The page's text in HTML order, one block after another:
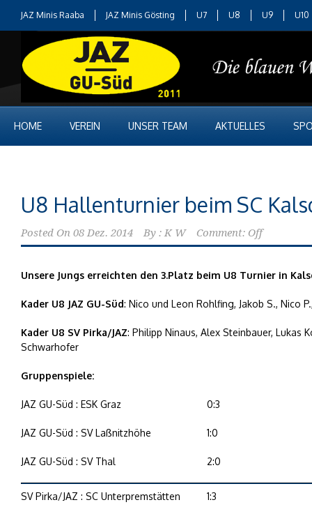
JAZ Minis Raaba JAZ Minis Gösting U7 U8 U9 U10
HOME VEREIN UNSER TEAM AKTUELLES
U8 Hallenturnier beim SC
Posted On 08 Dez. 2014 By : K W Comment: Off
Unsere Jungs erreichten den 3.Platz beim U8 Turnier in
Kader U8 JAZ GU-Süd: Nico und Leon Rohlfing, Jakob S., Nico
Kader U8 SV Pirka/JAZ: Philipp Ninaus, Alex Steinbauer, Lukas
Schwarhofer
Gruppenspiele:
JAZ GU-Süd : ESK Graz 0:3
JAZ GU-Süd : SV Laßnitzhöhe 1:0
JAZ GU-Süd : SV Thal 2:0
SV Pirka/JAZ : SC Unterpremstätten 1:3